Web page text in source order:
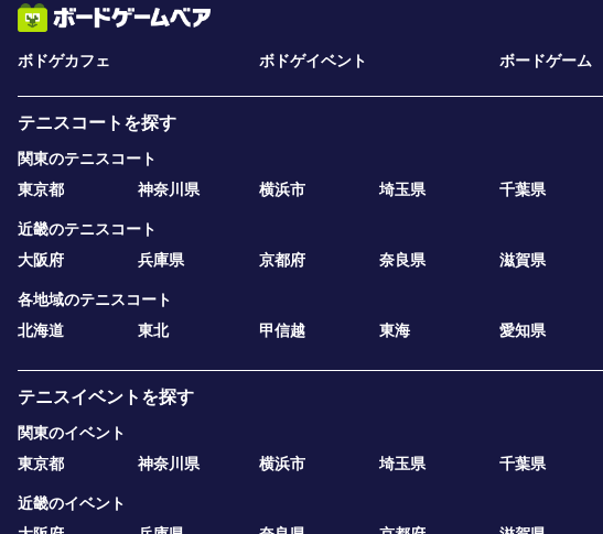
ボドゲカフェ ボドゲイベント ボードゲーム
テニスコートを探す
関東のテニスコート
東京都
神奈川県 横浜市 埼玉県 千葉県
近畿のテニスコート
大阪府
兵庫県 京都府 奈良県 滋賀県
各地域のテニスコート
北海道
東北 甲信越 東海 愛知県
テニスイベントを探す
関東のイベント
東京都
神奈川県 横浜市 埼玉県 千葉県
近畿のイベント